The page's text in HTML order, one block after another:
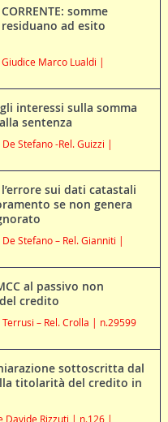
somme
ad esito
Marco Lualdi |
gli interessi sulla somma
sentenza
Stefano -Rel. Guizzi |
l’errore sui dati catastali
se non genera
Stefano – Rel. Gianniti |
al passivo non
credito
– Rel. Crolla | n.29599
sottoscritta dal
titolarità del credito in
Davide Rizzuti | n.126 |